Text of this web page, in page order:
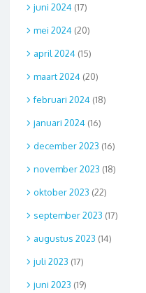
juni 2024 (17)
mei 2024 (20)
april 2024 (15)
maart 2024 (20)
februari 2024 (18)
januari 2024 (16)
december 2023 (16)
november 2023 (18)
oktober 2023 (22)
september 2023 (17)
augustus 2023 (14)
juli 2023 (17)
juni 2023 (19)